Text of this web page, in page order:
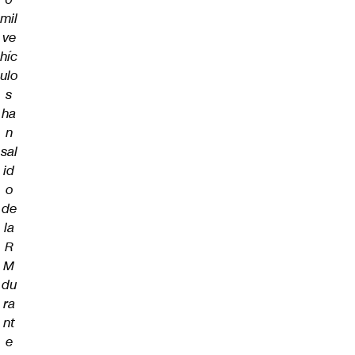
mil
ve
híc
ulo
s
ha
n
sal
id
o
de
la
R
M
du
ra
nt
e